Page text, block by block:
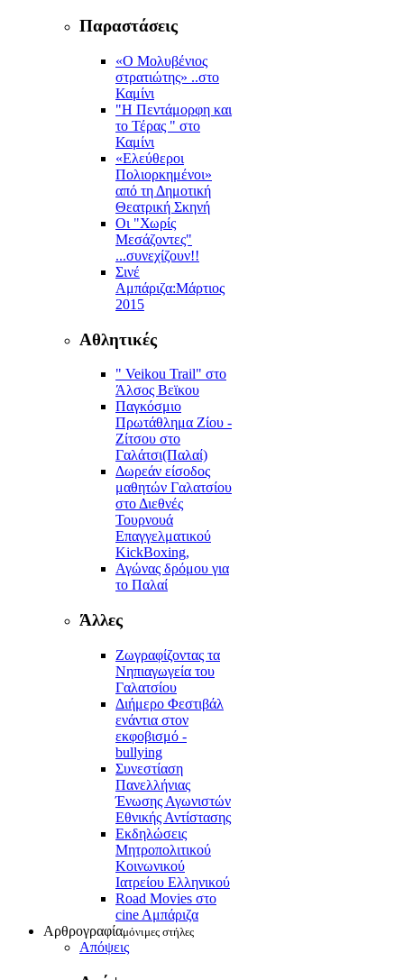
Παραστάσεις
«Ο Μολυβένιος
στρατιώτης» ..στο
Καμίνι
"Η Πεντάμορφη και
το Τέρας " στο
Καμίνι
«Ελεύθεροι
Πολιορκημένοι»
από τη Δημοτική
Θεατρική Σκηνή
Οι "Χωρίς
Μεσάζοντες"
...συνεχίζουν!!
Σινέ
Αμπάριζα:Mάρτιος
2015
Αθλητικές
" Veikou Trail" στο
Άλσος Βεϊκου
Παγκόσμιο
Πρωτάθλημα Ζίου -
Ζίτσου στο
Γαλάτσι(Παλαί)
Δωρεάν είσοδος
μαθητών Γαλατσίου
στο Διεθνές
Τουρνουά
Επαγγελματικού
KickBoxing,
Αγώνας δρόμου για
το Παλαί
Άλλες
Ζωγραφίζοντας τα
Νηπιαγωγεία του
Γαλατσίου
Διήμερο Φεστιβάλ
ενάντια στον
εκφοβισμό -
bullying
Συνεστίαση
Πανελλήνιας
Ένωσης Αγωνιστών
Εθνικής Αντίστασης
Εκδηλώσεις
Μητροπολιτικού
Κοινωνικού
Ιατρείου Ελληνικού
Road Movies στο
cine Aμπάριζα
Αρθρογραφίαμόνιμες στήλες
Απόψεις